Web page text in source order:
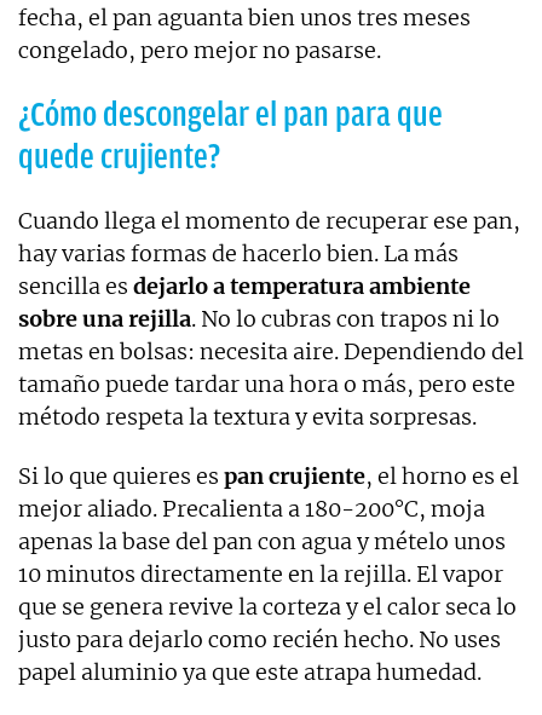
fecha, el pan aguanta bien unos tres meses
congelado, pero mejor no pasarse.
¿Cómo descongelar el pan para que
quede crujiente?
Cuando llega el momento de recuperar ese pan,
hay varias formas de hacerlo bien. La más
sencilla es dejarlo a temperatura ambiente
sobre una rejilla. No lo cubras con trapos ni lo
metas en bolsas: necesita aire. Dependiendo del
tamaño puede tardar una hora o más, pero este
método respeta la textura y evita sorpresas.
Si lo que quieres es pan crujiente, el horno es el
mejor aliado. Precalienta a 180-200°C, moja
apenas la base del pan con agua y mételo unos
10 minutos directamente en la rejilla. El vapor
que se genera revive la corteza y el calor seca lo
justo para dejarlo como recién hecho. No uses
papel aluminio ya que este atrapa humedad.